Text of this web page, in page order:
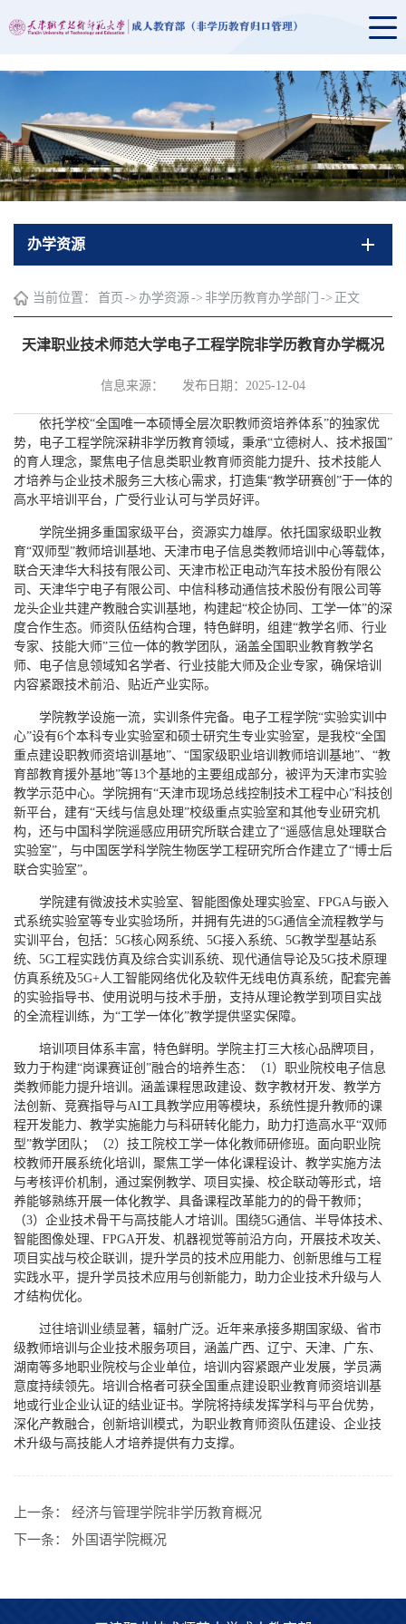
办学资源
当前位置： 首页 -> 办学资源 -> 非学历教育办学部门 -> 正文
天津职业技术师范大学电子工程学院非学历教育办学概况
信息来源： 发布日期：2025-12-04
依托学校“全国唯一本硕博全层次职教师资培养体系”的独家优
势，电子工程学院深耕非学历教育领域，秉承“立德树人、技术报国”
的育人理念，聚焦电子信息类职业教育师资能力提升、技术技能人
才培养与企业技术服务三大核心需求，打造集“教学研赛创”于一体的
高水平培训平台，广受行业认可与学员好评。
学院坐拥多重国家级平台，资源实力雄厚。依托国家级职业教
育“双师型”教师培训基地、天津市电子信息类教师培训中心等载体，
联合天津华大科技有限公司、天津市松正电动汽车技术股份有限公
司、天津华宁电子有限公司、中信科移动通信技术股份有限公司等
龙头企业共建产教融合实训基地，构建起“校企协同、工学一体”的深
度合作生态。师资队伍结构合理，特色鲜明，组建“教学名师、行业
专家、技能大师”三位一体的教学团队，涵盖全国职业教育教学名
师、电子信息领域知名学者、行业技能大师及企业专家，确保培训
内容紧跟技术前沿、贴近产业实际。
学院教学设施一流，实训条件完备。电子工程学院“实验实训中
心”设有6个本科专业实验室和硕士研究生专业实验室，是我校“全国
重点建设职教师资培训基地”、“国家级职业培训教师培训基地”、“教
育部教育援外基地”等13个基地的主要组成部分，被评为天津市实验
教学示范中心。学院拥有“天津市现场总线控制技术工程中心”科技创
新平台，建有“天线与信息处理”校级重点实验室和其他专业研究机
构，还与中国科学院遥感应用研究所联合建立了“遥感信息处理联合
实验室”，与中国医学科学院生物医学工程研究所合作建立了“博士后
联合实验室”。
学院建有微波技术实验室、智能图像处理实验室、FPGA与嵌入
式系统实验室等专业实验场所，并拥有先进的5G通信全流程教学与
实训平台，包括：5G核心网系统、5G接入系统、5G教学型基站系
统、5G工程实践仿真及综合实训系统、现代通信导论及5G技术原理
仿真系统及5G+人工智能网络优化及软件无线电仿真系统，配套完善
的实验指导书、使用说明与技术手册，支持从理论教学到项目实战
的全流程训练，为“工学一体化”教学提供坚实保障。
培训项目体系丰富，特色鲜明。学院主打三大核心品牌项目，
致力于构建“岗课赛证创”融合的培养生态：（1）职业院校电子信息
类教师能力提升培训。涵盖课程思政建设、数字教材开发、教学方
法创新、竞赛指导与AI工具教学应用等模块，系统性提升教师的课
程开发能力、教学实施能力与科研转化能力，助力打造高水平“双师
型”教学团队；（2）技工院校工学一体化教师研修班。面向职业院
校教师开展系统化培训，聚焦工学一体化课程设计、教学实施方法
与考核评价机制，通过案例教学、项目实操、校企联动等形式，培
养能够熟练开展一体化教学、具备课程改革能力的的骨干教师；
（3）企业技术骨干与高技能人才培训。围绕5G通信、半导体技术、
智能图像处理、FPGA开发、机器视觉等前沿方向，开展技术攻关、
项目实战与校企联训，提升学员的技术应用能力、创新思维与工程
实践水平，提升学员技术应用与创新能力，助力企业技术升级与人
才结构优化。
过往培训业绩显著，辐射广泛。近年来承接多期国家级、省市
级教师培训与企业技术服务项目，涵盖广西、辽宁、天津、广东、
湖南等多地职业院校与企业单位，培训内容紧跟产业发展，学员满
意度持续领先。培训合格者可获全国重点建设职业教育师资培训基
地或行业企业认证的结业证书。学院将持续发挥学科与平台优势，
深化产教融合，创新培训模式，为职业教育师资队伍建设、企业技
术升级与高技能人才培养提供有力支撑。
上一条： 经济与管理学院非学历教育概况
下一条： 外国语学院概况